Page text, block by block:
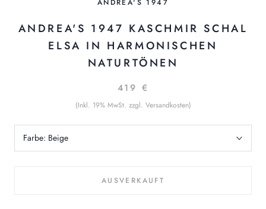
ANDREA'S 1947
ANDREA'S 1947 KASCHMIR SCHAL
ELSA IN HARMONISCHEN
NATURTÖNEN
419 €
(Inkl. 19% MwSt. zzgl. Versandkosten)
Farbe: Beige
AUSVERKAUFT